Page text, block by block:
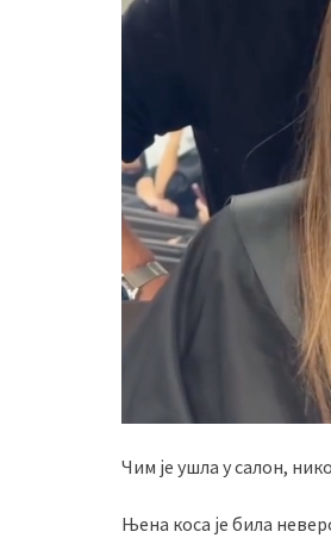
Чим је ушла у салон,
Њена коса је била